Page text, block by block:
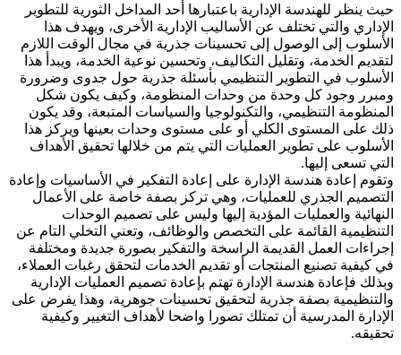
حيث ينظر للهندسة الإدارية باعتبارها أحد المداخل الثورية للتطوير
الإداري والتي تختلف عن الأساليب الإدارية الأخرى، ويهدف هذا
الأسلوب إلى الوصول إلى تحسينات جذرية في مجال الوقت اللازم
لتقديم الخدمة، وتقليل التكاليف، وتحسين نوعية الخدمة، ويبدأ هذا
الأسلوب في التطوير التنظيمي بأسئلة جذرية حول جدوى وضرورة
ومبرر وجود كل وحدة من وحدات المنظومة، وكيف يكون شكل
المنظومة التنظيمي، والتكنولوجيا والسياسات المتبعة، وقد يكون
ذلك على المستوى الكلي أو على مستوى وحدات بعينها ويركز هذا
الأسلوب على تطوير العمليات التي يتم من خلالها تحقيق الأهداف
التي تسعى إليها.
وتقوم إعادة هندسة الإدارة على إعادة التفكير في الأساسيات وإعادة
التصميم الجذري للعمليات، وهي تركز بصفة خاصة على الأعمال
النهائية والعمليات المؤدية إليها وليس على تصميم الوحدات
التنظيمية القائمة على التخصص والوظائف، وتعني التخلي التام عن
إجراءات العمل القديمة الراسخة والتفكير بصورة جديدة ومختلفة
في كيفية تصنيع المنتجات أو تقديم الخدمات لتحقق رغبات العملاء،
وبذلك فإعادة هندسة الإدارة تهتم بإعادة تصميم العمليات الإدارية
والتنظيمية بصفة جذرية لتحقيق تحسينات جوهرية، وهذا يفرض على
الإدارة المدرسية أن تمتلك تصورا واضحا لأهداف التغيير وكيفية
تحقيقه.